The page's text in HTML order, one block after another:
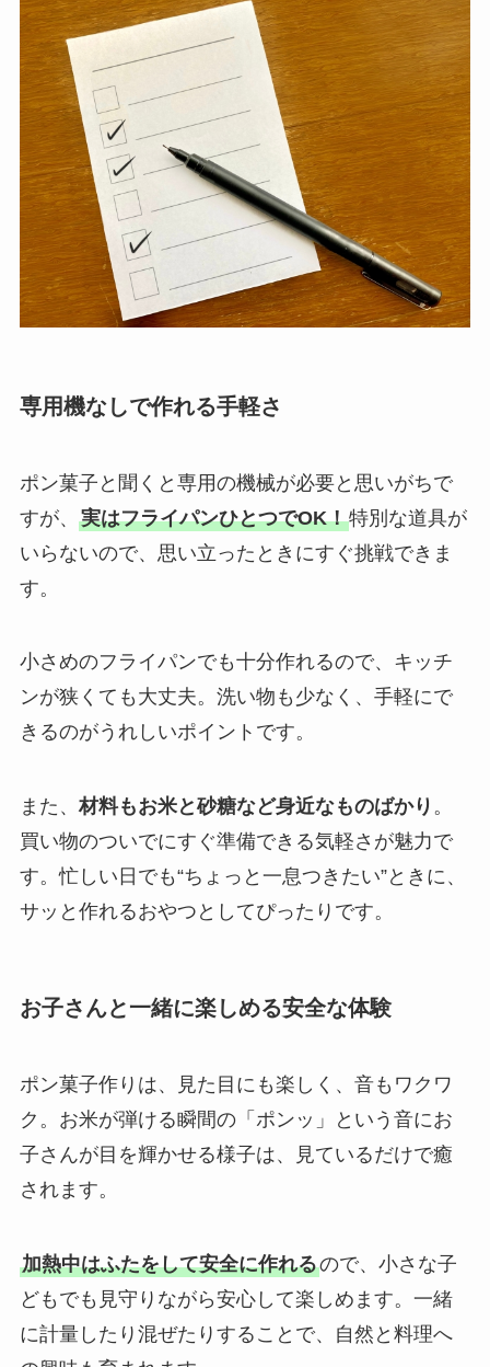
専用機なしで作れる手軽さ
ポン菓子と聞くと専用の機械が必要と思いがちで
すが、 実はフライパンひとつでOK！特別な道具が
いらないので、思い立ったときにすぐ挑戦できま
す。
小さめのフライパンでも十分作れるので、キッチ
ンが狭くても大丈夫。洗い物も少なく、手軽にで
きるのがうれしいポイントです。
また、材料もお米と砂糖など身近なものばかり 。
買い物のついでにすぐ準備できる気軽さが魅力で
す。忙しい日でも“ちょっと一息つきたい”ときに、
サッと作れるおやつとしてぴったりです。
お子さんと一緒に楽しめる安全な体験
ポン菓子作りは、見た目にも楽しく、音もワクワ
ク。お米が弾ける瞬間の「ポンッ」という音にお
子さんが目を輝かせる様子は、見ているだけで癒
されます。
加熱中はふたをして安全に作れるので、小さな子
どもでも見守りながら安心して楽しめます。一緒
に計量したり混ぜたりすることで、自然と料理へ